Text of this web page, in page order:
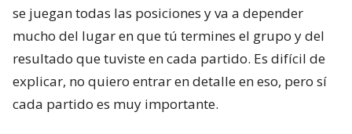
se juegan todas las posiciones y va a depender
mucho del lugar en que tú termines el grupo y del
resultado que tuviste en cada partido. Es difícil de
explicar, no quiero entrar en detalle en eso, pero sí
cada partido es muy importante.